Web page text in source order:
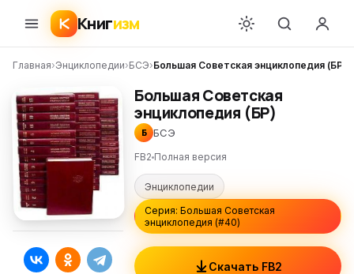
Книгизм
Главная›Энциклопедии›БСЭ›Большая Советская энциклопедия (БР)
Большая Советская
энциклопедия (БР)
Б БСЭ
FB2 Полная версия
Энциклопедии
Серия: Большая Советская
энциклопедия (#40)
Скачать FB2